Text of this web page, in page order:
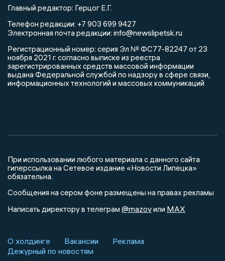
Главный редактор: Герцог Е.Г.
Телефон редакции: +7 903 699 9427
Электронная почта редакции: info@newslipetsk.ru
Регистрационный номер: серия Эл № ФС77-82247 от 23
ноября 2021 г. согласно выписке из реестра
зарегистрированных средств массовой информации
выдана Федеральной службой по надзору в сфере связи,
информационных технологий и массовых коммуникаций
При использовании любого материала с данного сайта
гиперссылка на Сетевое издание «Новости Липецка»
обязательна.
Сообщения на сером фоне размещены на правах рекламы
Написать директору в телеграм @mazovили MAX
О холдинге Вакансии
Реклама
Дежурный по новостям